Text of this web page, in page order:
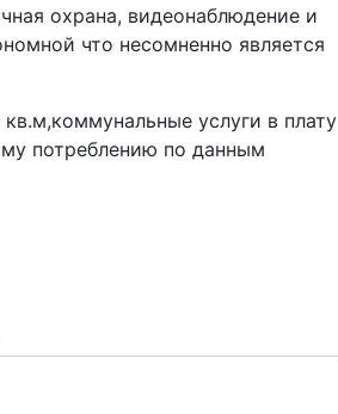
охрана, видеонаблюдение и
что несомненно является
услуги в плату
потреблению по данным